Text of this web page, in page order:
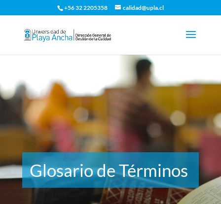
+56 32 2205358 calidad@upla.cl
Glosario de Términos